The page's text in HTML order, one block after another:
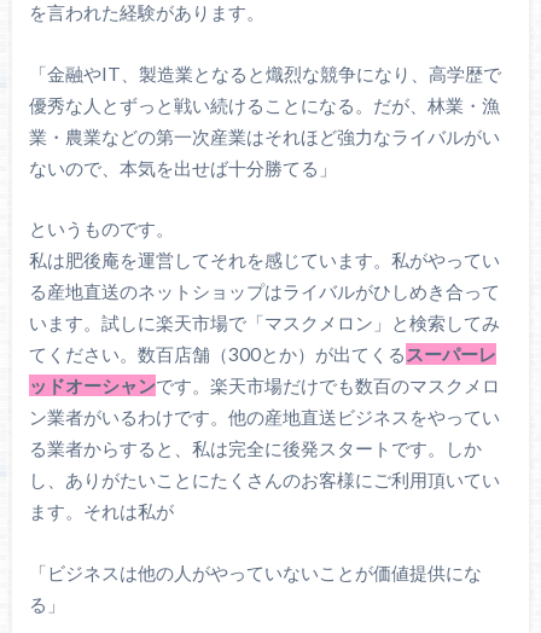
を言われた経験があります。
「金融やIT、製造業となると熾烈な競争になり、高学歴で
優秀な人とずっと戦い続けることになる。だが、林業・漁
業・農業などの第一次産業はそれほど強力なライバルがい
ないので、本気を出せば十分勝てる」
というものです。
私は肥後庵を運営してそれを感じています。私がやってい
る産地直送のネットショップはライバルがひしめき合って
います。試しに楽天市場で「マスクメロン」と検索してみ
てください。数百店舗（300とか）が出てくる スーパーレ
ッドオーシャンです。楽天市場だけでも数百のマスクメロ
ン業者がいるわけです。他の産地直送ビジネスをやってい
る業者からすると、私は完全に後発スタートです。しか
し、ありがたいことにたくさんのお客様にご利用頂いてい
ます。それは私が
「ビジネスは他の人がやっていないことが価値提供にな
る」